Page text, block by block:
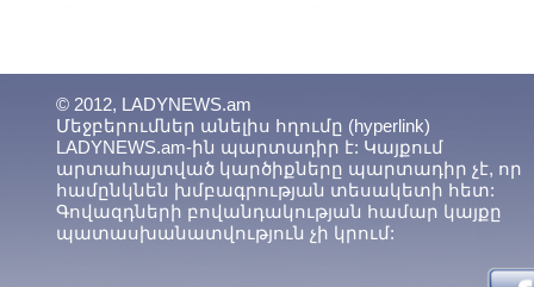
© 2012, LADYNEWS.am
Մեջբերումներ անելիս հղումը (hyperlink)
LADYNEWS.am-ին պարտադիր է: Կայքում
արտահայտված կարծիքները պարտադիր չէ, որ
համընկնեն խմբագրության տեսակետի հետ:
Գովազդների բովանդակության համար կայքը
պատասխանատվություն չի կրում: